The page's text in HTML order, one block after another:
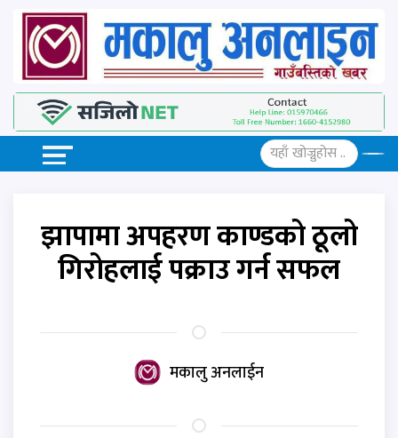
झापामा अपहरण काण्डको ठूलो
गिरोहलाई पक्राउ गर्न सफल
मकालु अनलाईन